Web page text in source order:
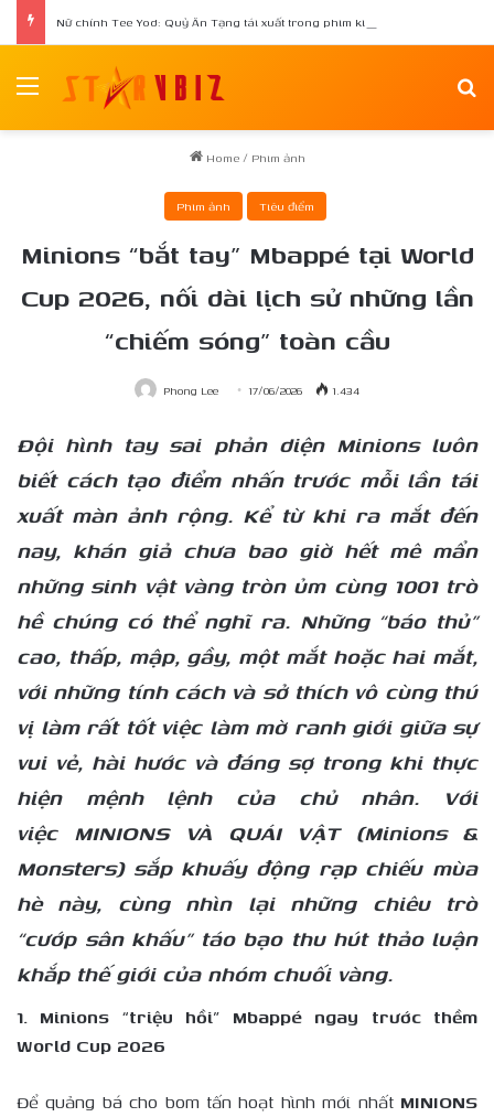
Menu
Home / Phim ảnh
Phim ảnh Tiêu điểm
Minions “bắt tay” Mbappé tại World
Cup 2026, nối dài lịch sử những lần
“chiếm sóng” toàn cầu
Phong Lee 17/06/2026 1.434
Đội hình tay sai phản diện Minions luôn
biết cách tạo điểm nhấn trước mỗi lần tái
xuất màn ảnh rộng. Kể từ khi ra mắt đến
nay, khán giả chưa bao giờ hết mê mẩn
những sinh vật vàng tròn ủm cùng 1001 trò
hề chúng có thể nghĩ ra. Những “báo thủ”
cao, thấp, mập, gầy, một mắt hoặc hai mắt,
với những tính cách và sở thích vô cùng thú
vị làm rất tốt việc làm mờ ranh giới giữa sự
vui vẻ, hài hước và đáng sợ trong khi thực
hiện mệnh lệnh của chủ nhân. Với
việc MINIONS VÀ QUÁI VẬT (Minions &
Monsters) sắp khuấy động rạp chiếu mùa
hè này, cùng nhìn lại những chiêu trò
“cướp sân khấu” táo bạo thu hút thảo luận
khắp thế giới của nhóm chuối vàng.
1. Minions “triệu hồi” Mbappé ngay trước thềm
World Cup 2026
Để quảng bá cho bom tấn hoạt hình mới nhấtMINIONS